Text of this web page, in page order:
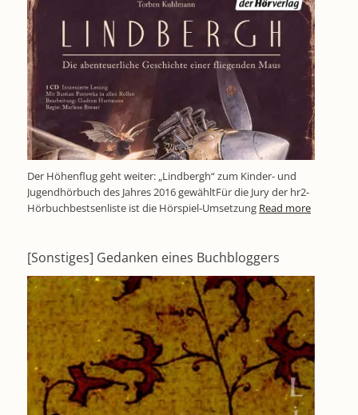
Der Höhenflug geht weiter: „Lindbergh“ zum Kinder- und
Jugendhörbuch des Jahres 2016 gewähltFür die Jury der hr2-
Hörbuchbestsenliste ist die Hörspiel-Umsetzung Read more
[Sonstiges] Gedanken eines Buchbloggers